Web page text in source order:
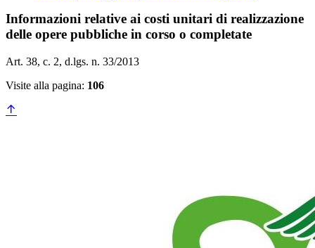
Informazioni relative ai costi unitari di realizzazione
delle opere pubbliche in corso o completate
Art. 38, c. 2, d.lgs. n. 33/2013
Visite alla pagina: 106